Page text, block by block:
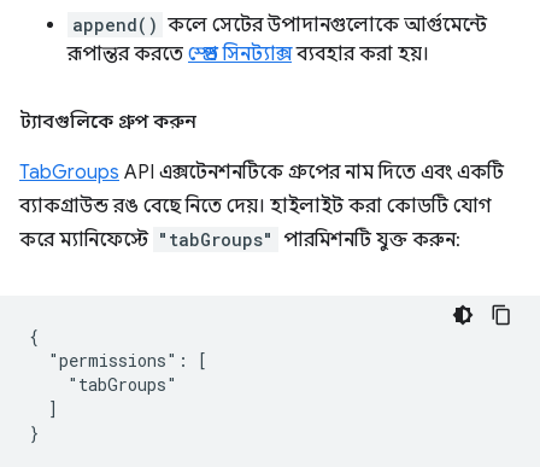
append() কলে সেটের উপাদানগুলোকে আর্গুমেন্টে
রূপান্তর করতে স্প্রেড সিনট্যাক্সব্যবহার করা হয়।
ট্যাবগুলিকে গ্রুপ করুন
TabGroups API এক্সটেনশনটিকে গ্রুপের নাম দিতে এবং একটি
ব্যাকগ্রাউন্ড রঙ বেছে নিতে দেয়। হাইলাইট করা কোডটি যোগ
করে ম্যানিফেস্টে "tabGroups" পারমিশনটি যুক্ত করুন:
{
  "permissions": [
    "tabGroups"
  ]